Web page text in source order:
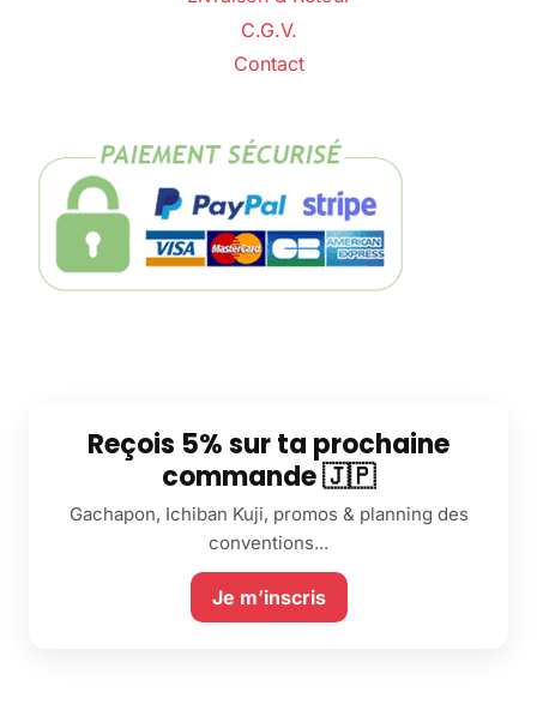
C.G.V.
Contact
Reçois 5% sur ta prochaine
commande 🇯🇵
Gachapon, Ichiban Kuji, promos & planning des
conventions...
Je m’inscris